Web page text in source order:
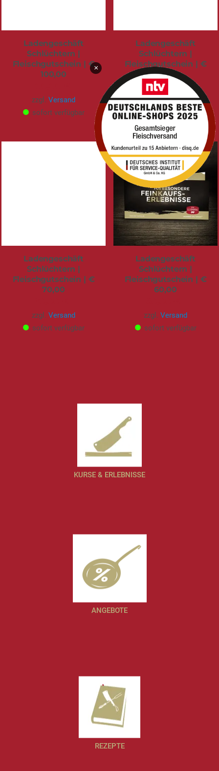
Ladengeschäft
Schlüchtern |
Fleischgutschein | €
100,00
zzgl. Versand
sofort verfügbar
Ladengeschäft
Schlüchtern |
Fleischgutschein | €
90,00
90,00 €
zzgl.Versand
sofort verfügbar
Ladengeschäft
Schlüchtern |
Fleischgutschein | €
70,00
zzgl. Versand
sofort verfügbar
Ladengeschäft
Schlüchtern |
Fleischgutschein | €
60,00
zzgl. Versand
sofort verfügbar
KURSE & ERLEBNISSE
ANGEBOTE
REZEPTE
×